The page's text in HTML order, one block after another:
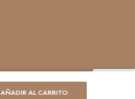
AÑADIR AL CARRITO